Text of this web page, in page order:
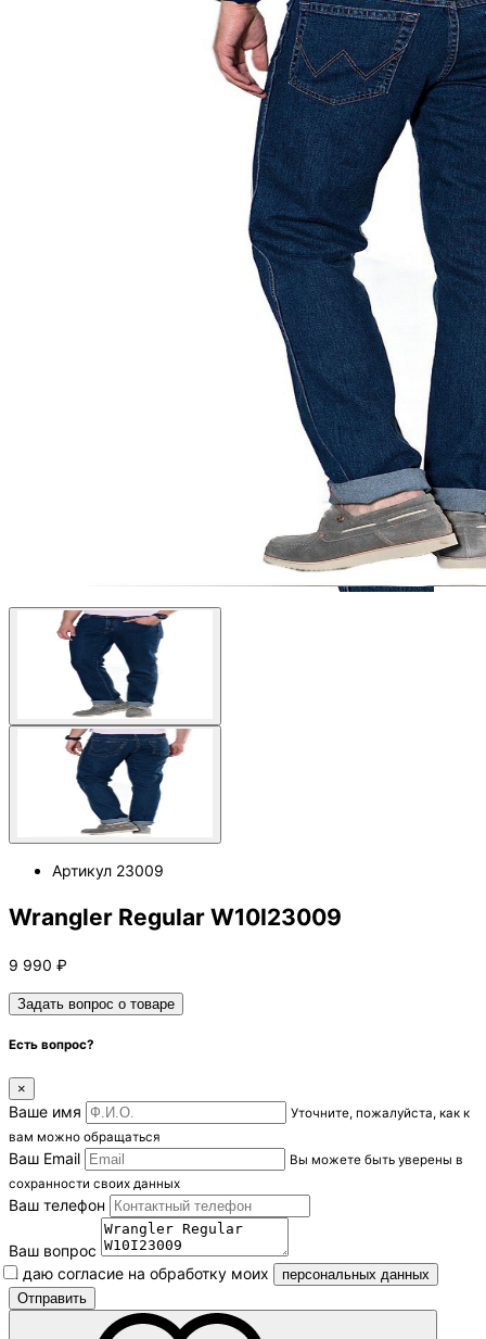
Артикул 23009
Wrangler Regular W10I23009
9 990 ₽
Задать вопрос о товаре
Есть вопрос?
×
Ваше имя
Уточните, пожалуйста, как к
вам можно обращаться
Ваш Email
Вы можете быть уверены в
сохранности своих данных
Ваш телефон
Ваш вопрос
Я даю согласие на обработку моих
персональных данных